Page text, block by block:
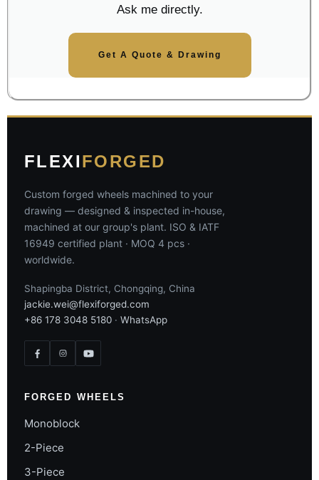
Ask me directly.
Get A Quote & Drawing
FLEXIFORGED
Custom forged wheels machined to your
drawing — designed & inspected in-house,
machined at our group's plant. ISO & IATF
16949 certified plant · MOQ 4 pcs ·
worldwide.
Shapingba District, Chongqing, China
jackie.wei@flexiforged.com
+86 178 3048 5180 · WhatsApp
FORGED WHEELS
Monoblock
2-Piece
3-Piece